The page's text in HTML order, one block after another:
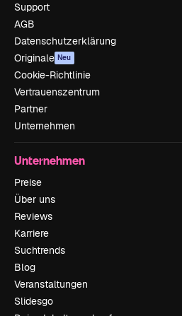
Support
AGB
Datenschutzerklärung
Originale Neu
Cookie-Richtlinie
Vertrauenszentrum
Partner
Unternehmen
Unternehmen
Preise
Über uns
Reviews
Karriere
Suchtrends
Blog
Veranstaltungen
Slidesgo